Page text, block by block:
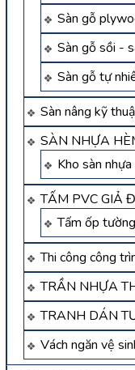
Sàn gỗ
Sàn gỗ sồi -
Sàn gỗ tự
Sàn nâng kỹ
SÀN NHỰA
Kho sàn
TẤM PVC GIẢ
Tấm ốp
Thi công công
TRẦN NHỰA
TRANH DÁN
Vách ngăn vệ